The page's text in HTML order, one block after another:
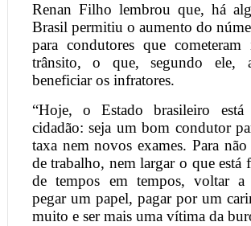
Renan Filho lembrou que, há
Brasil permitiu o aumento do
para condutores que cometeram
trânsito, o que, segundo ele,
beneficiar os infratores.
“Hoje, o Estado brasileiro está
cidadão: seja um bom condutor
taxa nem novos exames. Para
de trabalho, nem largar o que está
de tempos em tempos, voltar
pegar um papel, pagar por um
muito e ser mais uma vítima da